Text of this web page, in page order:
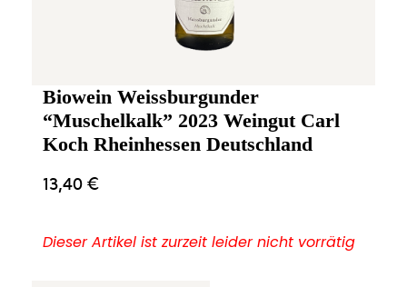
Biowein Weissburgunder
“Muschelkalk” 2023 Weingut Carl
Koch Rheinhessen Deutschland
13,40€
Dieser Artikel ist zurzeit leider nicht vorrätig